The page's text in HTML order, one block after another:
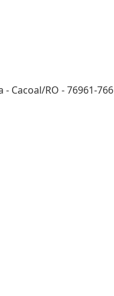
- Cacoal/RO - 76961-766